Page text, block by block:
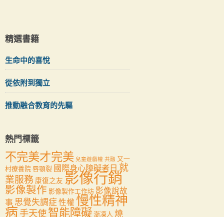
精選書籍
生命中的喜悅
從依附到獨立
推動融合教育的先驅
熱門標籤
不完美才完美 兒童遊戲權 共融 又一
村療養院 唇顎裂 國際身心障礙者日 就
業服務 康復之友 影像行銷
影像製作 影像製作工作坊 影像說故
事 思覺失調症性權 慢性精神
病 手天使智能障礙 漸凍人 燒